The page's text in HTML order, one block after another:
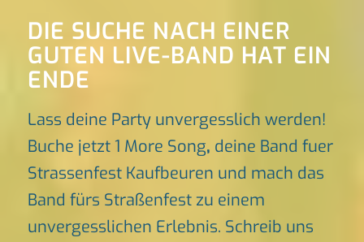
DIE SUCHE NACH EINER
GUTEN LIVE-BAND HAT EIN
ENDE
Lass deine Party unvergesslich werden!
Buche jetzt 1 More Song, deine Band fuer
Strassenfest Kaufbeuren und mach das
Band fürs Straßenfest zu einem
unvergesslichen Erlebnis. Schreib uns